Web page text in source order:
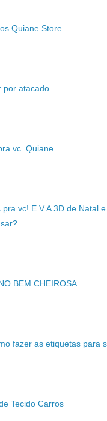
Quiane Store
por atacado
vc_Quiane
vc! E.V.A 3D de Natal
BEM CHEIROSA
fazer as etiquetas para
Tecido Carros